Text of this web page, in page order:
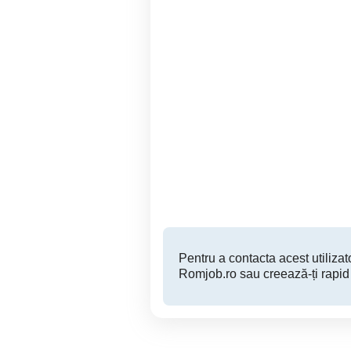
Pentru a contacta acest
Romjob.ro sau creează-ți